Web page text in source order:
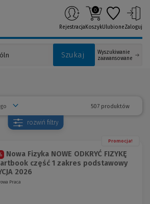
Szukaj
Wyszukiwanie
zaawansowane
Rejestracja
0
KoszykUlubioneZaloguj
507 produktów
rozwiń filtry
Promocja!
Nowa Fizyka NOWE ODKRYĆ FIZYKĘ
część 1 zakres podstawowy
2026
Praca